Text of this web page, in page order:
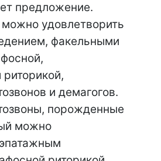
предложение.
удовлетворить
факельными
риторикой,
и демагогов.
порожденные
можно